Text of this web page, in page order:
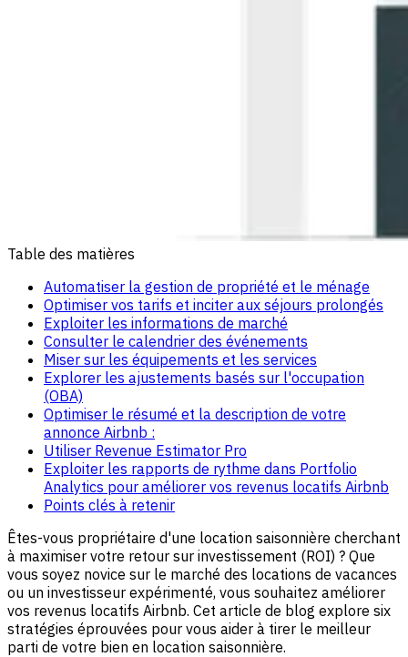
Table des matières
Automatiser la gestion de propriété et le ménage
Optimiser vos tarifs et inciter aux séjours prolongés
Exploiter les informations de marché
Consulter le calendrier des événements
Miser sur les équipements et les services
Explorer les ajustements basés sur l'occupation
(OBA)
Optimiser le résumé et la description de votre
annonce Airbnb :
Utiliser Revenue Estimator Pro
Exploiter les rapports de rythme dans Portfolio
Analytics pour améliorer vos revenus locatifs Airbnb
Points clés à retenir
Êtes-vous propriétaire d'une location saisonnière cherchant
à maximiser votre retour sur investissement (ROI) ? Que
vous soyez novice sur le marché des locations de vacances
ou un investisseur expérimenté, vous souhaitez améliorer
vos revenus locatifs Airbnb. Cet article de blog explore six
stratégies éprouvées pour vous aider à tirer le meilleur
parti de votre bien en location saisonnière.